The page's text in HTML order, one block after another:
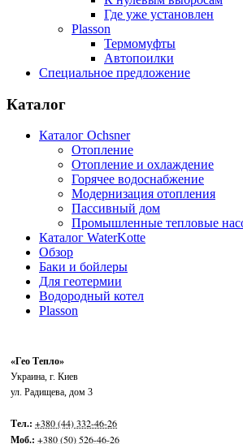
Где уже установлен
Plasson
Термомуфты
Автопоилки
Специальное предложение
Каталог
Каталог Ochsner
Отопление
Отопление и охлаждение
Горячее водоснабжение
Модернизация отопления
Пассивный дом
Промышленные тепловые
Каталог WaterKotte
Обзор
Баки и бойлеры
Для геотермии
Водородный котел
Plasson
«Гео Тепло»
Украина, г. Киев
ул. Радищева, дом 3
Тел.: +380 (44) 332-46-26
Моб.: +380 (50) 526-46-26